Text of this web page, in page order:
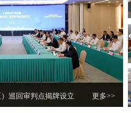
巡回审判点揭牌设立 更多>>